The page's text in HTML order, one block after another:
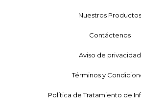
Nuestros Productos
Contáctenos
Aviso de privacidad
Términos y
Política de Tratamiento de